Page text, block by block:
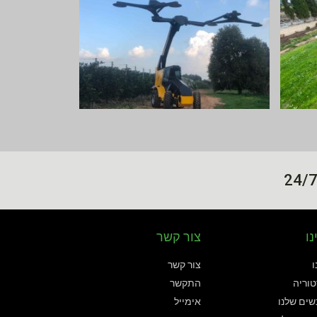
שלנו
צור קשר
צור קשר
התקשר
אימייל